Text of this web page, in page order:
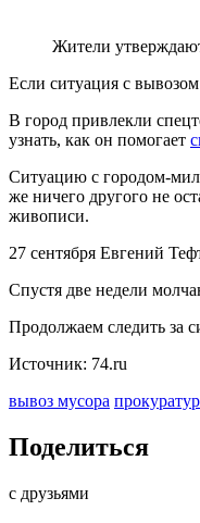
Жители
Если ситуация с
В город привлекли
узнать, как он помогает
Ситуацию с городом-
же ничего другого не
живописи.
27 сентября Евгений
Спустя две недели
Продолжаем следить за
Источник: 74.ru
вывоз мусора
Поделиться
с друзьями